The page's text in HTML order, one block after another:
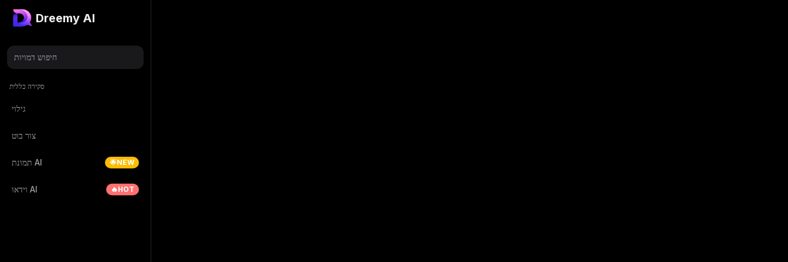
Dreemy AI
חיפוש דמויות
סקירה כללית
גילוי
צור בוט
תמונת AI 🌟NEW
וידאו AI 🔥HOT